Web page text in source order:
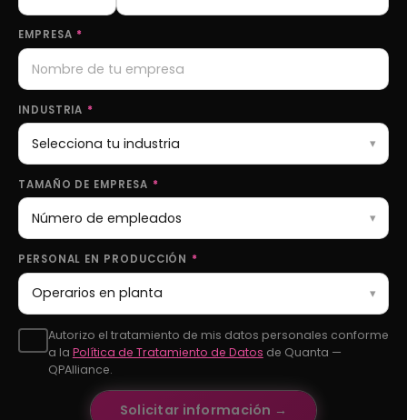
EMPRESA *
INDUSTRIA *
TAMAÑO DE EMPRESA *
PERSONAL EN PRODUCCIÓN *
Autorizo el tratamiento de mis datos personales conforme
a la Política de Tratamiento de Datos de Quanta —
QPAlliance.
Solicitar información →